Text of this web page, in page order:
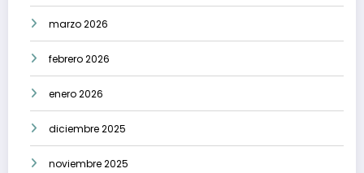
marzo 2026
febrero 2026
enero 2026
diciembre 2025
noviembre 2025